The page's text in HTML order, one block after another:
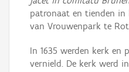
patronaat en tienden
van Vrouwenpark te
In 1635 werden kerk en
vernield. De kerk werd